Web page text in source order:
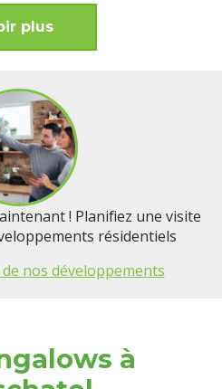
plus
! Planifiez une visite
résidentiels
nos développements
à